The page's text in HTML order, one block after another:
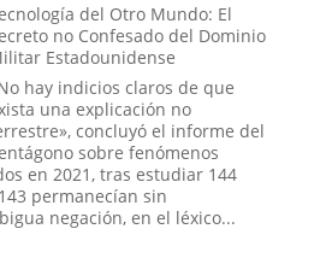
juego
de
la
Ouija
online:
¿Pueden
los
rituales
en
el
del Otro Mundo: El
no Confesado del Dominio
Estadounidense
hay indicios claros de que
una explicación no
concluyó el informe del
sobre fenómenos
en 2021, tras estudiar 144
permanecían sin
negación, en el léxico...